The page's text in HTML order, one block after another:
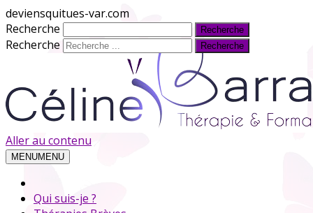
deviensquitues-var.com
Recherche
Recherche
Aller au contenu
MENUMENU
Qui suis-je ?